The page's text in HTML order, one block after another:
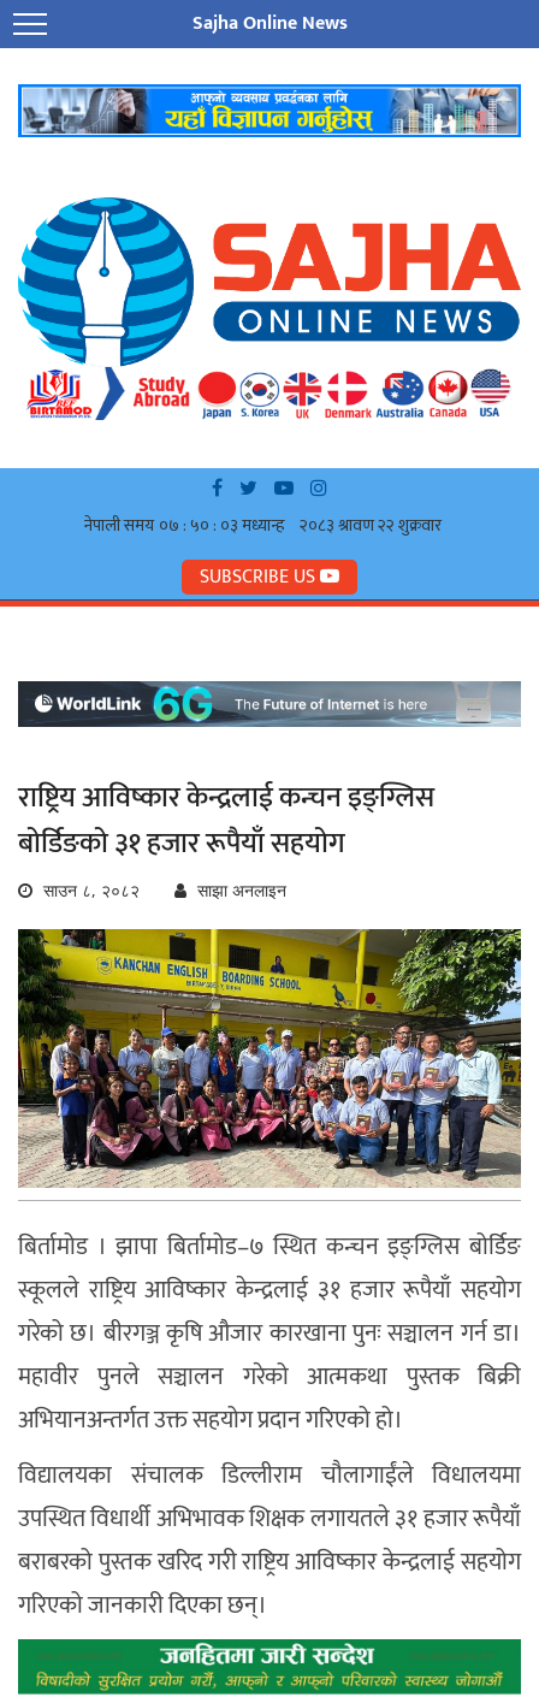
Sajha Online News
SUBSCRIBE US
राष्ट्रिय आविष्कार केन्द्रलाई कन्चन इङ्ग्लिस
बोर्डिङको ३१ हजार रूपैयाँ सहयोग
साउन ८, २०८२ साझा अनलाइन
बिर्तामोड । झापा बिर्तामोड–७ स्थित कन्चन इङ्ग्लिस बोर्डिङ
स्कूलले राष्ट्रिय आविष्कार केन्द्रलाई ३१ हजार रूपैयाँ सहयोग
गरेको छ। बीरगञ्ज कृषि औजार कारखाना पुनः सञ्चालन गर्न डा।
महावीर पुनले सञ्चालन गरेको आत्मकथा पुस्तक बिक्री
अभियानअन्तर्गत उक्त सहयोग प्रदान गरिएको हो।
विद्यालयका संचालक डिल्लीराम चौलागाईंले विधालयमा
उपस्थित विधार्थी अभिभावक शिक्षक लगायतले ३१ हजार रूपैयाँ
बराबरको पुस्तक खरिद गरी राष्ट्रिय आविष्कार केन्द्रलाई सहयोग
गरिएको जानकारी दिएका छन्।